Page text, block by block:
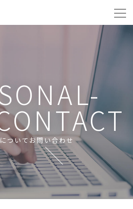
ついてお問い合わせ